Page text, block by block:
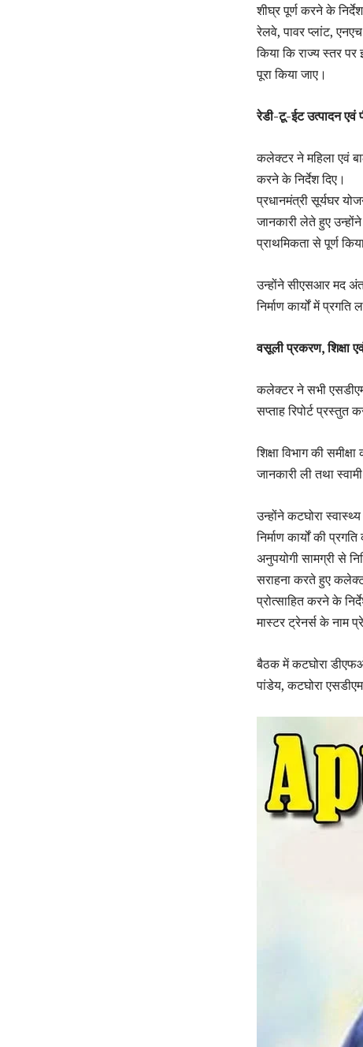
शीघ्र पूर्ण करने के
रेलवे, पावर प्लांट,
किया कि राज्य स्तर
पूरा किया जाए।
रेडी-टू-ईट उत्पादन एवं
कलेक्टर ने महिला एवं
करने के निर्देश दिए।
प्रधानमंत्री सूर्यघर
जानकारी लेते हुए
प्राथमिकता से पूर्ण
उन्होंने सीएसआर मद
निर्माण कार्यों में प्रगति
वसूली प्रकरण, शिक्षा
कलेक्टर ने सभी
सप्ताह रिपोर्ट प्रस्तुत
शिक्षा विभाग की
जानकारी ली तथा
उन्होंने कटघोरा
निर्माण कार्यों की
अनुपयोगी सामग्री से
सराहना करते हुए
प्रोत्साहित करने के
मास्टर ट्रेनर्स के नाम
बैठक में कटघोरा
पांडेय, कटघोरा